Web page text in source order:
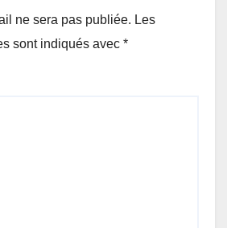
ne sera pas publiée. Les
sont indiqués avec *